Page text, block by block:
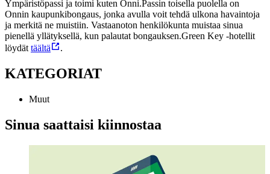
Ympäristöpassi ja toimi kuten Onni.Passin toisella puolella on
Onnin kaupunkibongaus, jonka avulla voit tehdä ulkona havaintoja
ja merkitä ne muistiin. Vastaanoton henkilökunta muistaa sinua
pienellä yllätyksellä, kun palautat bongauksen.Green Key -hotellit
löydät täältä .
KATEGORIAT
Muut
Sinua saattaisi kiinnostaa